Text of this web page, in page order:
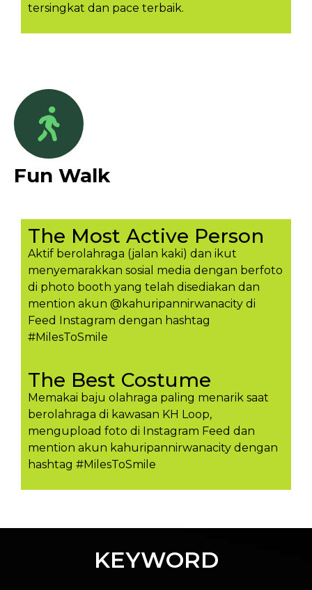
tersingkat dan pace terbaik.
Fun Walk
The Most Active Person
Aktif berolahraga (jalan kaki) dan ikut
menyemarakkan sosial media dengan berfoto
di photo booth yang telah disediakan dan
mention akun @kahuripannirwanacity di
Feed Instagram dengan hashtag
#MilesToSmile
The Best Costume
Memakai baju olahraga paling menarik saat
berolahraga di kawasan KH Loop,
mengupload foto di Instagram Feed dan
mention akun kahuripannirwanacity dengan
hashtag #MilesToSmil​e
KEYWORD